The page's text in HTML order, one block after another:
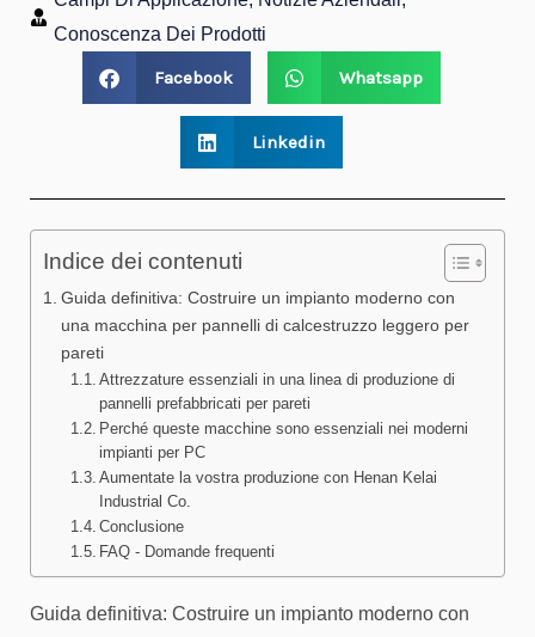
Conoscenza Dei Prodotti
Facebook Whatsapp
Linkedin
Indice dei contenuti
Guida definitiva: Costruire un impianto moderno con
una macchina per pannelli di calcestruzzo leggero per
pareti
Attrezzature essenziali in una linea di produzione di
pannelli prefabbricati per pareti
Perché queste macchine sono essenziali nei moderni
impianti per PC
Aumentate la vostra produzione con Henan Kelai
Industrial Co.
Conclusione
FAQ - Domande frequenti
Guida definitiva: Costruire un impianto moderno con